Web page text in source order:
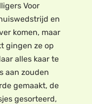
Voor
en
komen, maar
gingen ze op
alles kaar te
aan zouden
gemaakt, de
gesorteerd,